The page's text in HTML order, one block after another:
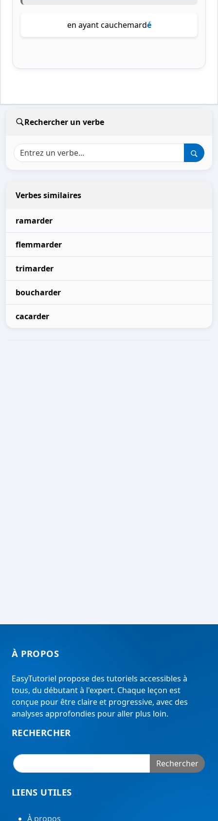
en ayant cauchemardé
Rechercher un verbe
Verbes similaires
ramarder
flemmarder
trimarder
boucharder
cacarder
À PROPOS
EasyTutoriel propose des tutoriels accessibles à
tous, du débutant à l'expert. Chaque leçon est
conçue pour être claire et progressive, avec des
analyses approfondies pour aller plus loin.
RECHERCHER
Rechercher
LIENS UTILES
À propos